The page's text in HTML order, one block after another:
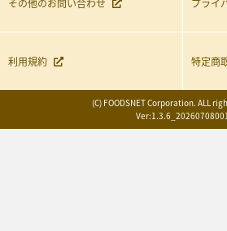
利用規約 特定商
(C) FOODSNET Corporation. ALL